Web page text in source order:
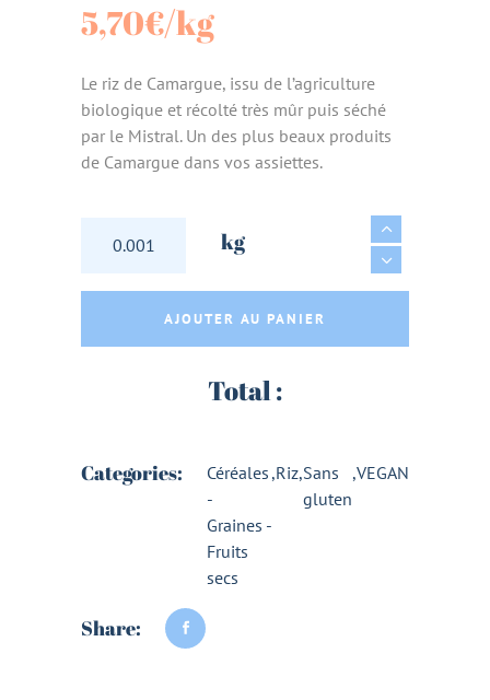
5,70€/kg
Le riz de Camargue, issu de l’agriculture
biologique et récolté très mûr puis séché
par le Mistral. Un des plus beaux produits
de Camargue dans vos assiettes.
RIZ LONG BLANC BIOLOGIQUE - IGP
kg
AJOUTER AU PANIER
Total :
Categories:
Céréales
-
Graines -
Fruits
secs
,Riz,Sans
gluten
,VEGAN
Share: